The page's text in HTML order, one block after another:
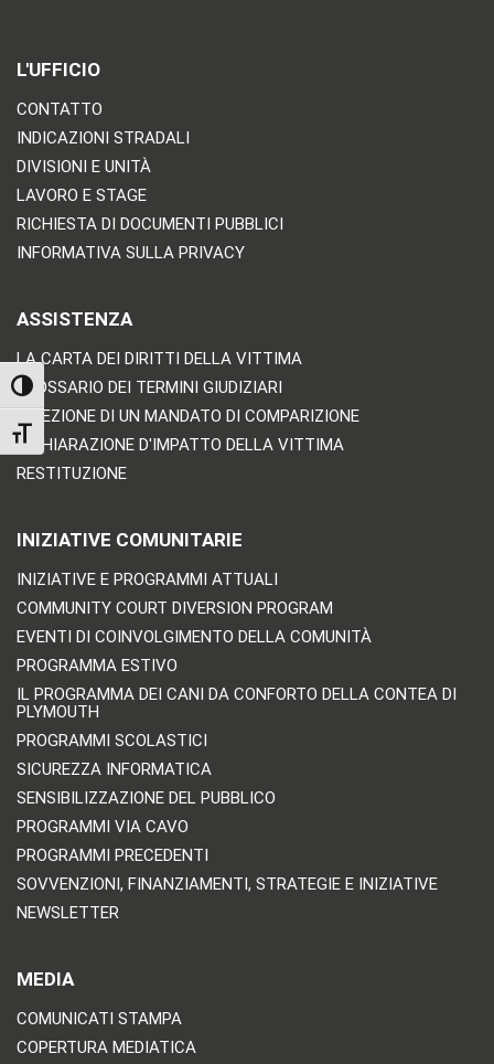
TOGGLE HIGH CONTRAST
TOGGLE FONT SIZE
L'UFFICIO
CONTATTO
INDICAZIONI STRADALI
DIVISIONI E UNITÀ
LAVORO E STAGE
RICHIESTA DI DOCUMENTI PUBBLICI
INFORMATIVA SULLA PRIVACY
ASSISTENZA
LA CARTA DEI DIRITTI DELLA VITTIMA
GLOSSARIO DEI TERMINI GIUDIZIARI
RICEZIONE DI UN MANDATO DI COMPARIZIONE
DICHIARAZIONE D'IMPATTO DELLA VITTIMA
RESTITUZIONE
INIZIATIVE COMUNITARIE
INIZIATIVE E PROGRAMMI ATTUALI
COMMUNITY COURT DIVERSION PROGRAM
EVENTI DI COINVOLGIMENTO DELLA COMUNITÀ
PROGRAMMA ESTIVO
IL PROGRAMMA DEI CANI DA CONFORTO DELLA CONTEA DI
PLYMOUTH
PROGRAMMI SCOLASTICI
SICUREZZA INFORMATICA
SENSIBILIZZAZIONE DEL PUBBLICO
PROGRAMMI VIA CAVO
PROGRAMMI PRECEDENTI
SOVVENZIONI, FINANZIAMENTI, STRATEGIE E INIZIATIVE
NEWSLETTER
MEDIA
COMUNICATI STAMPA
COPERTURA MEDIATICA